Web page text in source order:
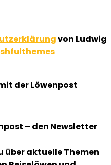
von Ludwig
der Löwenpost
– den Newsletter
über aktuelle Themen